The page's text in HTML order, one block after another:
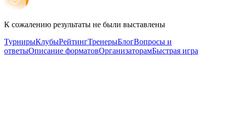
К сожалению результаты не были выставлены
ТурнирыКлубыРейтингТренерыБлогВопросы и
ответыОписание форматовОрганизаторамБыстрая игра